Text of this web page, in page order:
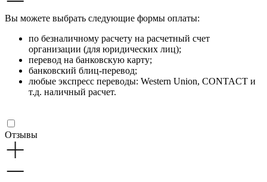
Вы можете выбрать следующие формы оплаты:
по безналичному расчету на расчетный счет
организации (для юридических лиц);
перевод на банковскую карту;
банковский блиц-перевод;
любые экспресс переводы: Western Union, CONTACT и
т.д. наличный расчет.
Отзывы